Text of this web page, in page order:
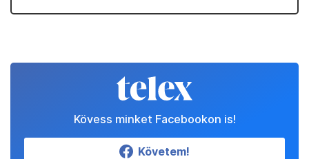
Kövess minket Facebookon is!
Követem!